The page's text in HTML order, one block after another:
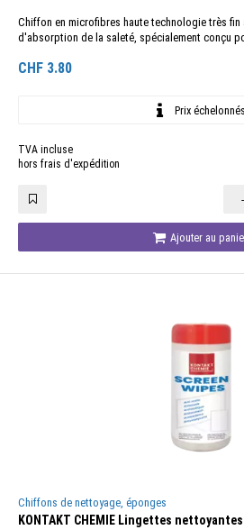
Chiffon en microfibres haute technologie très fin
d'absorption de la saleté, spécialement conçu
CHF 3.80
Prix échelonnés
TVA incluse
hors frais d'expédition
-
Ajouter au
Chiffons de nettoyage, éponges
KONTAKT CHEMIE Lingettes